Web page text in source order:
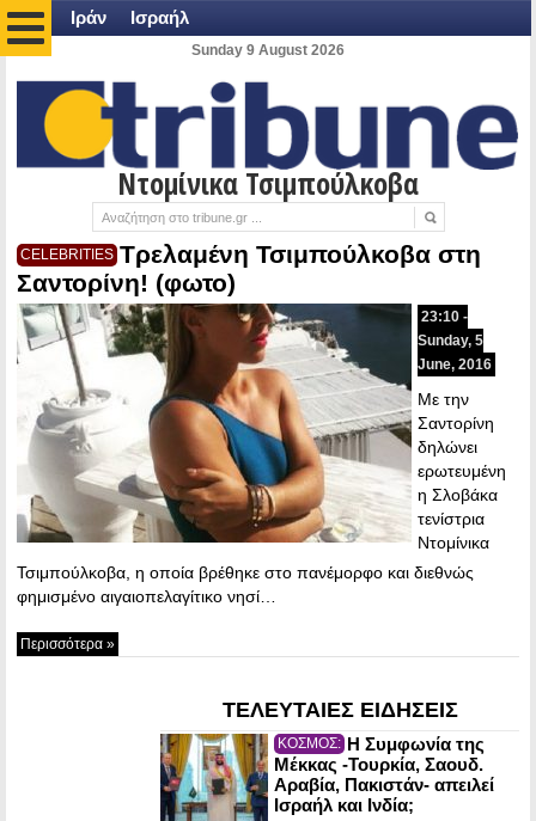
Ιράν Ισραήλ
Sunday 9 August 2026
Ντομίνικα Τσιμπούλκοβα
CELEBRITIES Τρελαμένη Τσιμπούλκοβα στη
Σαντορίνη! (φωτο)
23:10 -
Sunday, 5
June, 2016
Με την
Σαντορίνη
δηλώνει
ερωτευμένη
η Σλοβάκα
τενίστρια
Ντομίνικα
Τσιμπούλκοβα, η οποία βρέθηκε στο πανέμορφο και διεθνώς
φημισμένο αιγαιοπελαγίτικο νησί…
Περισσότερα »
ΤΕΛΕΥΤΑΙΕΣ ΕΙΔΗΣΕΙΣ
ΚΟΣΜΟΣ: Η Συμφωνία της
Μέκκας -Τουρκία, Σαουδ.
Αραβία, Πακιστάν- απειλεί
Ισραήλ και Ινδία;